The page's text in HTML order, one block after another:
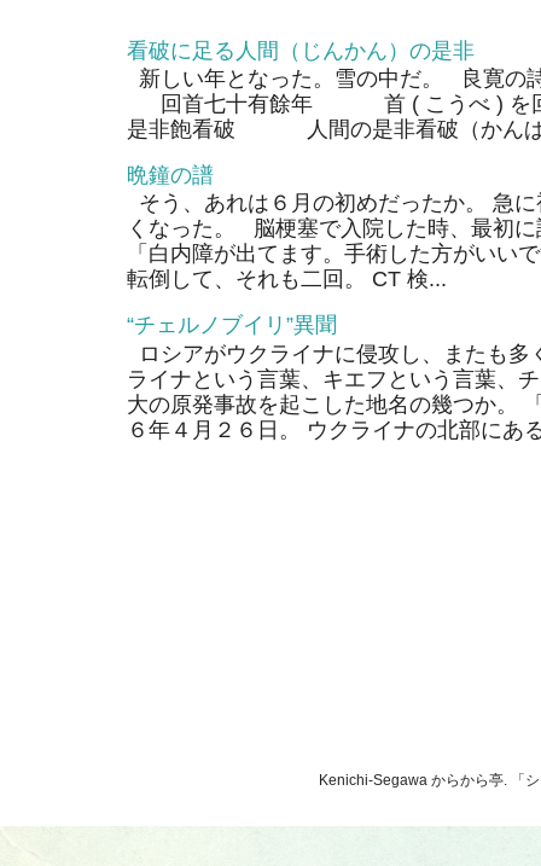
看破に足る人間（じんかん）の是非
新しい年となった。雪の中だ。 良寛の
回首七十有餘年 首 ( こうべ ) を回
是非飽看破 人間の是非看破（かん
晩鐘の譜
そう、あれは６月の初めだったか。 急
くなった。 脳梗塞で入院した時、最初
「白内障が出てます。手術した方がい
転倒して、それも二回。 CT 検...
“チェルノブイリ”異聞
ロシアがウクライナに侵攻し、またも
ライナという言葉、キエフという言葉、
大の原発事故を起こした地名の幾つか。
６年４月２６日。 ウクライナの北部にあ
Kenichi-Segawa からから亭. 「